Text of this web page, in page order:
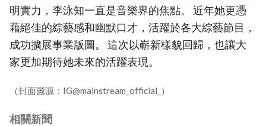
明實力，李泳知一直是音樂界的焦點。 近年她更憑
藉絕佳的綜藝感和幽默口才，活躍於各大綜藝節目，
成功擴展事業版圖。 這次以嶄新樣貌回歸，也讓大
家更加期待她未來的活躍表現。
（封面圖源：IG@mainstream_official_）
相關新聞